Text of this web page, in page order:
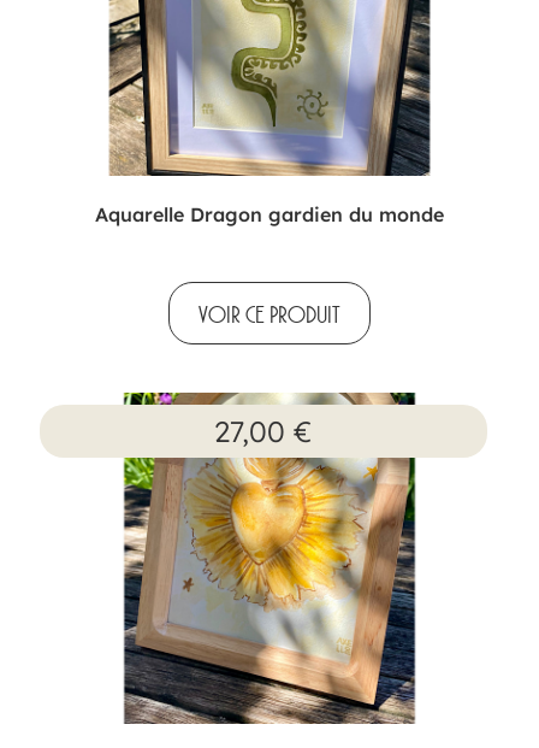
Aquarelle Dragon gardien du monde
VOIR CE PRODUIT
27,00 €